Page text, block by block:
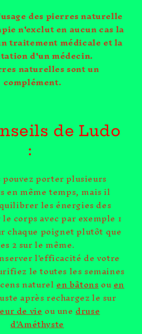
des pierres naturelle
n'exclut en aucun cas la
traitement médicale et la
d'un médecin.
naturelles sont un
complément.
de Ludo
:
pouvez porter plusieurs
en même temps, mais il
les énergies des
corps avec par exemple 1
chaque poignet plutôt que
2 sur le même.
l'efficacité de votre
le toutes les semaines
naturelen bâtonsouen
après rechargez le sur
de vieou unedruse
d'Améthyste